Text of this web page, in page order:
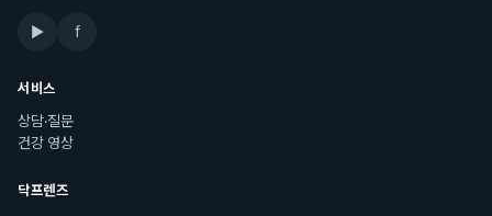
▶ f
서비스
상담·질문
건강 영상
닥프렌즈